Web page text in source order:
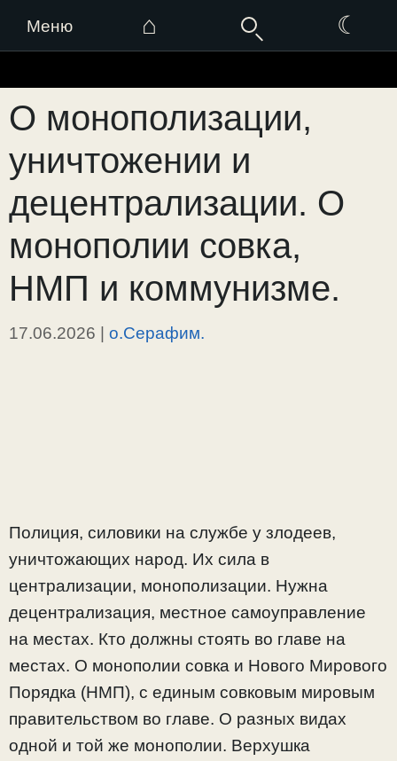
Меню ⌂ ☾
к
содержимому
О монополизации,
уничтожении и
децентрализации. О
монополии совка,
НМП и коммунизме.
17.06.2026 | о.Серафим.
Полиция, силовики на службе у злодеев,
уничтожающих народ. Их сила в
централизации, монополизации. Нужна
децентрализация, местное самоуправление
на местах. Кто должны стоять во главе на
местах. О монополии совка и Нового Мирового
Порядка (НМП), с единым совковым мировым
правительством во главе. О разных видах
одной и той же монополии. Верхушка